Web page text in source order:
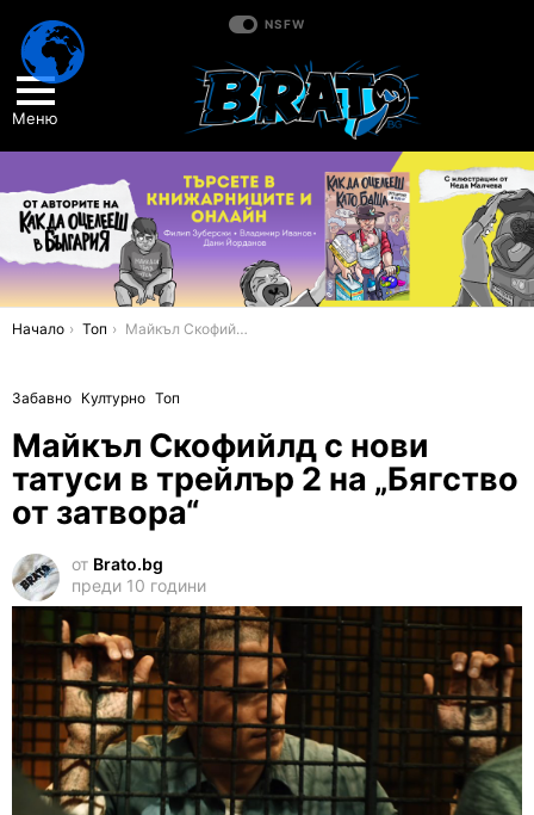
NSFW
Меню
You are here:
Начало Топ Майкъл Скофийлд с нови татуси в трейлър 2 на „Бягство от затвора“
Забавно Културно Топ
Майкъл Скофийлд с нови
татуси в трейлър 2 на „Бягство
от затвора“
от Brato.bg
преди 10 години